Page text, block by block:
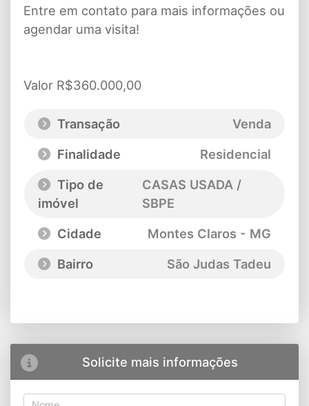
Entre em contato para mais informações ou
agendar uma visita!
Valor R$360.000,00
Transação
Venda
Finalidade
Residencial
Tipo de
imóvel
CASAS USADA /
SBPE
Cidade
Montes Claros - MG
Bairro
São Judas Tadeu
Solicite mais informações